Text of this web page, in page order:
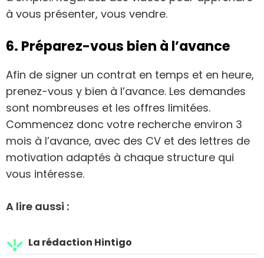
à vous présenter, vous vendre.
6. Préparez-vous bien à l’avance
Afin de signer un contrat en temps et en heure,
prenez-vous y bien à l’avance. Les demandes
sont nombreuses et les offres limitées.
Commencez donc votre recherche environ 3
mois à l’avance, avec des CV et des lettres de
motivation adaptés à chaque structure qui
vous intéresse.
A lire aussi :
La rédaction Hintigo